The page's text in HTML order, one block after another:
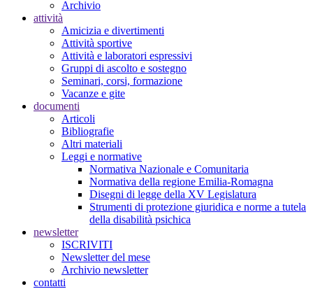
Archivio
attività
Amicizia e divertimenti
Attività sportive
Attività e laboratori espressivi
Gruppi di ascolto e sostegno
Seminari, corsi, formazione
Vacanze e gite
documenti
Articoli
Bibliografie
Altri materiali
Leggi e normative
Normativa Nazionale e Comunitaria
Normativa della regione Emilia-Romagna
Disegni di legge della XV Legislatura
Strumenti di protezione giuridica e norme a tutela
della disabilità psichica
newsletter
ISCRIVITI
Newsletter del mese
Archivio newsletter
contatti